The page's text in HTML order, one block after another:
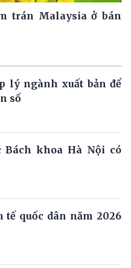
trán Malaysia ở bán
lý ngành xuất bản để
số
Bách khoa Hà Nội có
quốc dân năm 2026